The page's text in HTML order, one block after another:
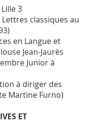
3
classiques au
en Langue et
Jean-Jaurès
Junior à
à diriger des
Martine Furno)
ET